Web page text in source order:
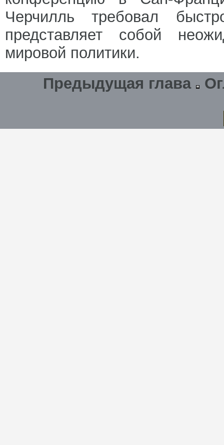
Черчилль требовал
представляет собой
мировой политики.
Предыдущая глава